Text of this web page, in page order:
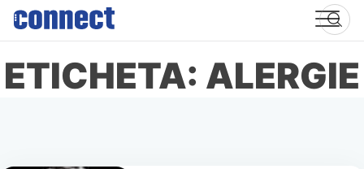
Skip
content
ETICHETA: ALERGIE